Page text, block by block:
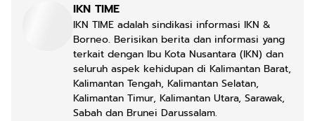
IKN TIME
IKN TIME adalah sindikasi informasi IKN &
Borneo. Berisikan berita dan informasi yang
terkait dengan Ibu Kota Nusantara (IKN) dan
seluruh aspek kehidupan di Kalimantan Barat,
Kalimantan Tengah, Kalimantan Selatan,
Kalimantan Timur, Kalimantan Utara, Sarawak,
Sabah dan Brunei Darussalam.